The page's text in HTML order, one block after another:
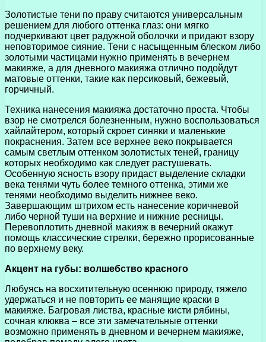
Золотистые тени по праву считаются универсальным
решением для любого оттенка глаз: они мягко
подчеркивают цвет радужной оболочки и придают взору
неповторимое сияние. Тени с насыщенным блеском либо
золотыми частицами нужно применять в вечернем
макияже, а для дневного макияжа отлично подойдут
матовые оттенки, такие как персиковый, бежевый,
горчичный.
Техника нанесения макияжа достаточно проста. Чтобы
взор не смотрелся болезненным, нужно воспользоваться
хайлайтером, который скроет синяки и маленькие
покраснения. Затем все верхнее веко покрывается
самым светлым оттенком золотистых теней, границу
которых необходимо как следует растушевать.
Особенную ясность взору придаст выделение складки
века тенями чуть более темного оттенка, этими же
тенями необходимо выделить нижнее веко.
Завершающим штрихом есть нанесение коричневой
либо черной туши на верхние и нижние ресницы.
Перевоплотить дневной макияж в вечерний окажут
помощь классические стрелки, бережно прорисованные
по верхнему веку.
Акцент на губы: волшебство красного
Любуясь на восхитительную осеннюю природу, тяжело
удержаться и не повторить ее манящие краски в
макияже. Багровая листва, красные кисти рябины,
сочная клюква – все эти замечательные оттенки
возможно применять в дневном и вечернем макияже,